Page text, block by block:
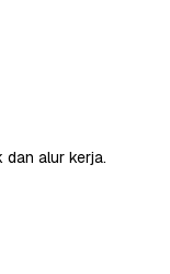
dan alur kerja.